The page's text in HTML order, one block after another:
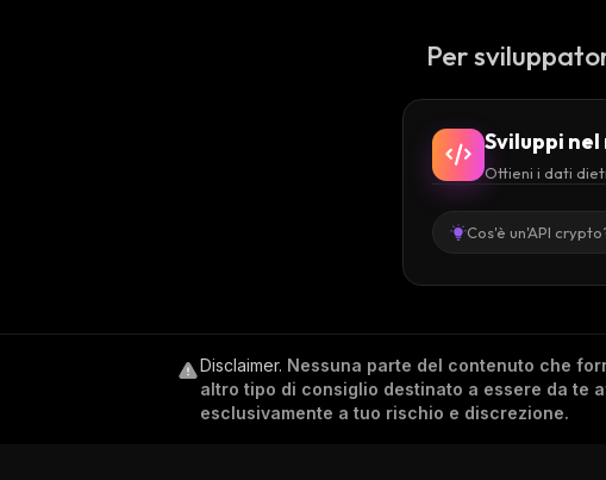
Per
Sviluppi
Ottieni i dati
Cos'è un'API
Disclaimer. Nessuna parte del contenuto che
altro tipo di consiglio destinato a essere da te
esclusivamente a tuo rischio e discrezione.